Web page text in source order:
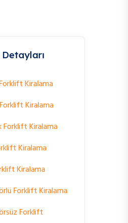
Kiralama
Kiralama
Forklift Kiralama
Kiralama
Kiralama
Forklift Kiralama
Forklift